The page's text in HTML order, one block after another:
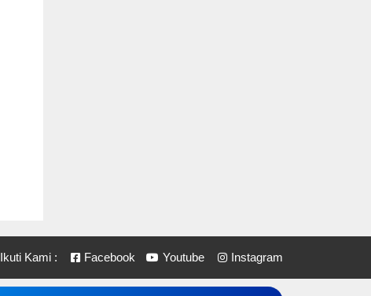
Ikuti Kami : Facebook Youtube Instagram